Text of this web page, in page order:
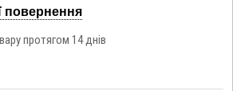
повернення
протягом 14 днів